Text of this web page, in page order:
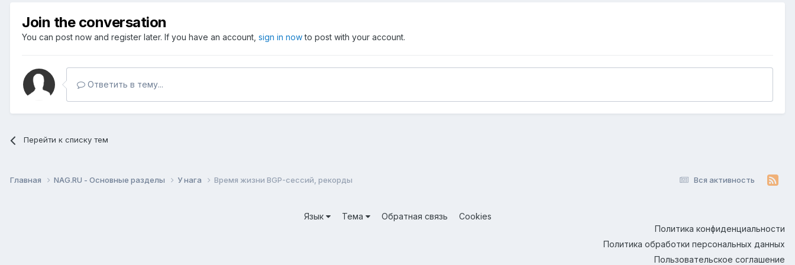
Join the conversation
You can post now and register later. If you have an account, sign in nowto post with your account.
Ответить в тему...
Перейти к списку тем
Вся активность
Главная NAG.RU - Основные разделы У нага Время жизни BGP-сессий, рекорды
Язык Тема Обратная связь
Cookies
Политика конфиденциальности
Политика обработки персональных данных
Пользовательское соглашение